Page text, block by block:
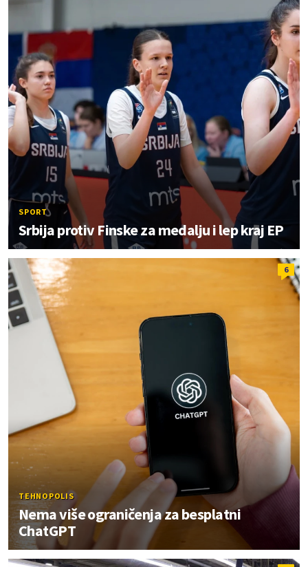
SPORT
Srbija protiv Finske za medalju i lep kraj EP
6
TEHNOPOLIS
Nema više ograničenja za besplatni
ChatGPT